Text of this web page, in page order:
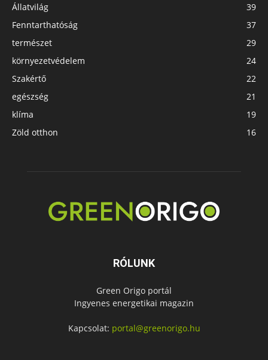
Állatvilág
39
Fenntarthatóság
37
természet
29
környezetvédelem
24
Szakértő
22
egészség
21
klíma
19
Zöld otthon
16
RÓLUNK
Green Origo portál
Ingyenes energetikai magazin
Kapcsolat: portal@greenorigo.hu